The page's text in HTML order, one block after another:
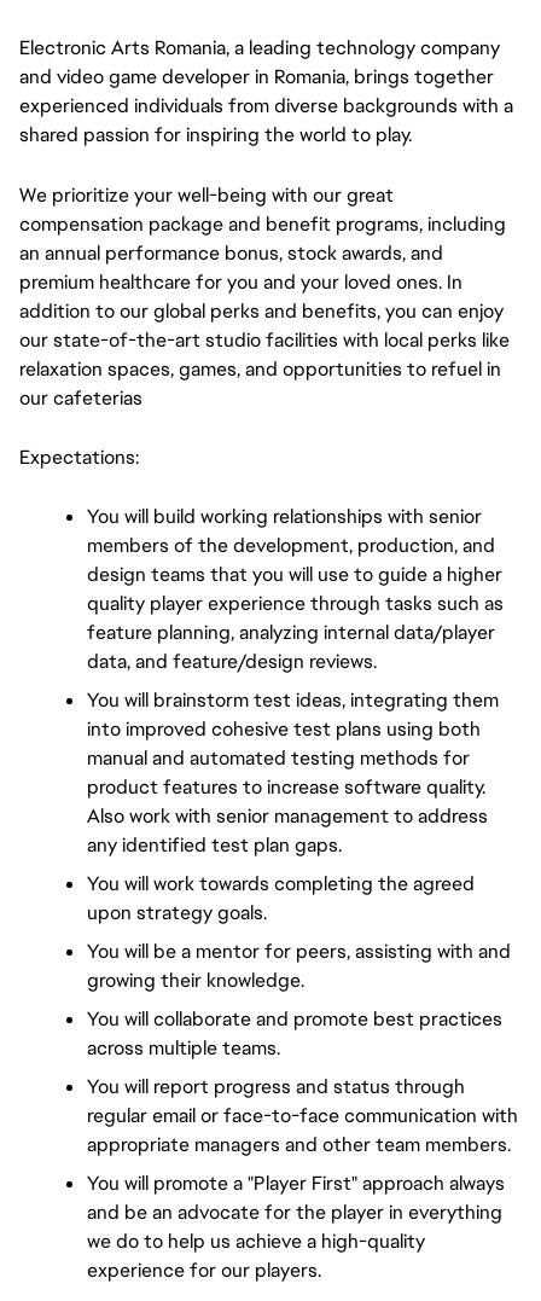
Electronic Arts Romania, a leading technology company
and video game developer in Romania, brings together
experienced individuals from diverse backgrounds with a
shared passion for inspiring the world to play.
We prioritize your well-being with our great
compensation package and benefit programs, including
an annual performance bonus, stock awards, and
premium healthcare for you and your loved ones. In
addition to our global perks and benefits, you can enjoy
our state-of-the-art studio facilities with local perks like
relaxation spaces, games, and opportunities to refuel in
our cafeterias
Expectations:
You will build working relationships with senior
members of the development, production, and
design teams that you will use to guide a higher
quality player experience through tasks such as
feature planning, analyzing internal data/player
data, and feature/design reviews.
You will brainstorm test ideas, integrating them
into improved cohesive test plans using both
manual and automated testing methods for
product features to increase software quality.
Also work with senior management to address
any identified test plan gaps.
You will work towards completing the agreed
upon strategy goals.
You will be a mentor for peers, assisting with and
growing their knowledge.
You will collaborate and promote best practices
across multiple teams.
You will report progress and status through
regular email or face-to-face communication with
appropriate managers and other team members.
You will promote a "Player First" approach always
and be an advocate for the player in everything
we do to help us achieve a high-quality
experience for our players.